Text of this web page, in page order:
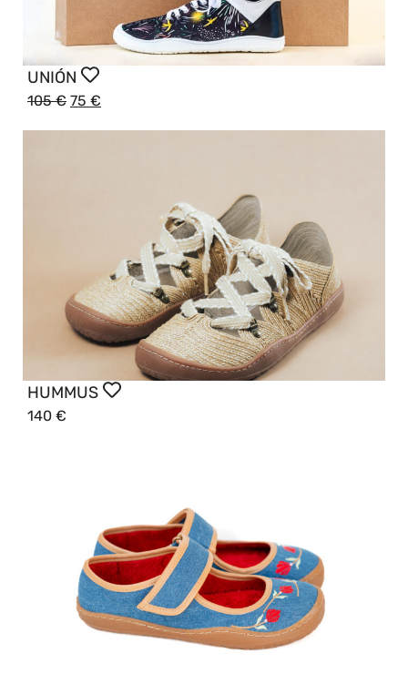
UNIÓN
105€ 75 €
HUMMUS
140 €